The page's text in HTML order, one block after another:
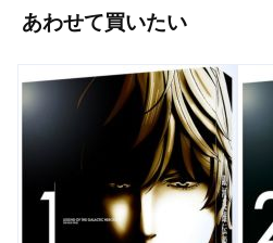
あわせて買いたい